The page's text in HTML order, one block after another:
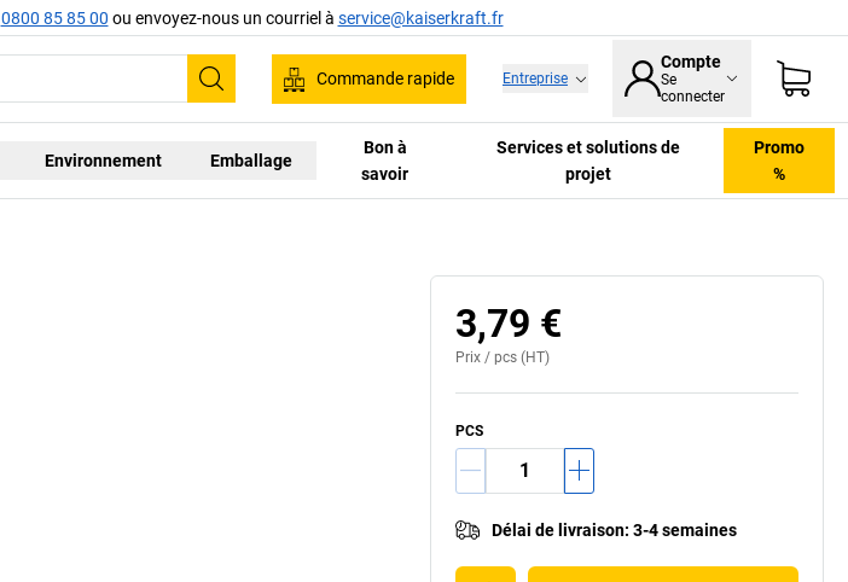
0800 85 85 00 ou envoyez-nous un courriel à service@kaiserkraft.fr
Recherche
Commande rapide Entreprise
Compte
Se
connecter
Environnement Emballage
Bon à
savoir
Services et solutions de
projet
Promo
%
3,79 €
Prix / pcs (HT)
PCS
Délai de livraison: 3-4 semaines